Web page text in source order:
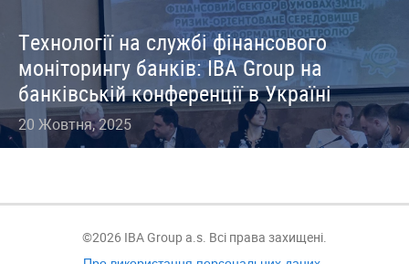
Технології на службі фінансового
моніторингу банків: IBA Group на
банківській конференції в Україні
20 Жовтня, 2025
©2026 IBA Group a.s. Всі права захищені.